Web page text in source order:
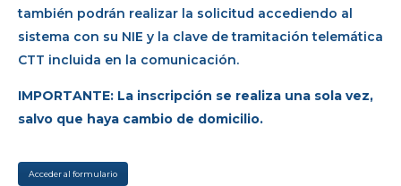
también podrán realizar la solicitud accediendo al
sistema con su NIE y la clave de tramitación telemática
CTT incluida en la comunicación.
IMPORTANTE: La inscripción se realiza una sola vez,
salvo que haya cambio de domicilio.
Acceder al formulario